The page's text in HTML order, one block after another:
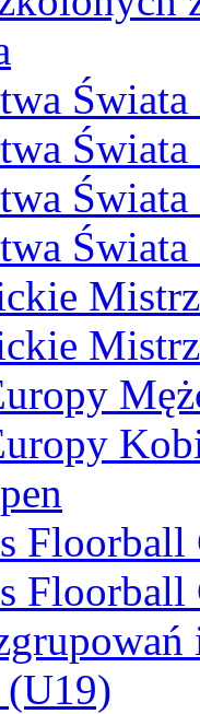
Floorball
Floorball
(U19)